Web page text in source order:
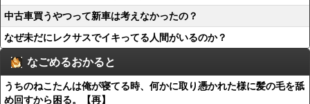
中古車買うやつって新車は考えなかったの？
なぜ未だにレクサスでイキってる人間がいるのか？
なごめるおかると
うちのねこたんは俺が寝てる時、何かに取り憑かれた様に髪の毛を舐
め回すから困る。【再】